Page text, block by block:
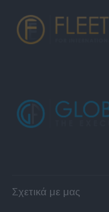
Σχετικά με μας